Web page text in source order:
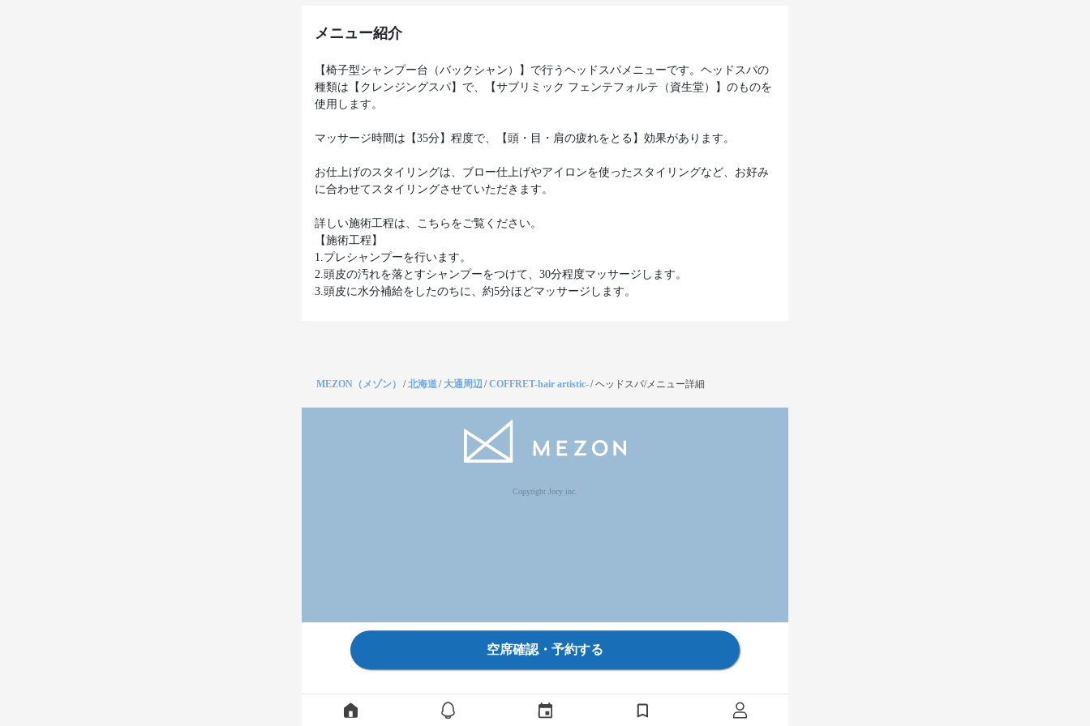
メニュー紹介
【椅子型シャンプー台（バックシャン）】で行うヘッドスパメニューです。ヘッドスパの
種類は【クレンジングスパ】で、【サブリミック フェンテフォルテ（資生堂）】のものを
使用します。
マッサージ時間は【35分】程度で、【頭・目・肩の疲れをとる】効果があります。
お仕上げのスタイリングは、ブロー仕上げやアイロンを使ったスタイリングなど、お好み
に合わせてスタイリングさせていただきます。
詳しい施術工程は、こちらをご覧ください。
【施術工程】
1.プレシャンプーを行います。
2.頭皮の汚れを落とすシャンプーをつけて、30分程度マッサージします。
3.頭皮に水分補給をしたのちに、約5分ほどマッサージします。
MEZON（メゾン） /北海道/大通周辺/COFFRET-hair artistic-/ヘッドスパ/メニュー詳細
Copyright Jocy inc.
空席確認・予約する